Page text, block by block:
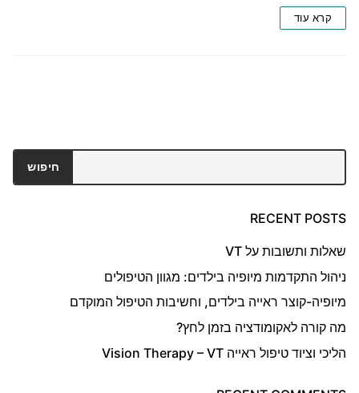
קרא עוד
חיפוש
RECENT POSTS
שאלות ותשובות על VT
ניהול התקדמות מיופיה בילדים: מגוון הטיפולים
מיופיה-קוצר ראייה בילדים, וחשיבות הטיפול המוקדם
מה קורה לאקומודציה בזמן לחץ?
הליכי וציוד טיפול ראייה Vision Therapy – VT